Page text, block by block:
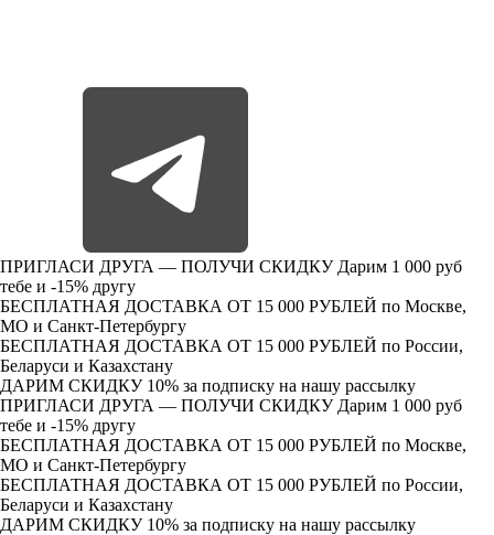
ПРИГЛАСИ ДРУГА — ПОЛУЧИ СКИДКУ Дарим 1 000 руб
тебе и -15% другу
БЕСПЛАТНАЯ ДОСТАВКА ОТ 15 000 РУБЛЕЙ по Москве,
МО и Санкт-Петербургу
БЕСПЛАТНАЯ ДОСТАВКА ОТ 15 000 РУБЛЕЙ по России,
Беларуси и Казахстану
ДАРИМ СКИДКУ 10% за подписку на нашу рассылку
ПРИГЛАСИ ДРУГА — ПОЛУЧИ СКИДКУ Дарим 1 000 руб
тебе и -15% другу
БЕСПЛАТНАЯ ДОСТАВКА ОТ 15 000 РУБЛЕЙ по Москве,
МО и Санкт-Петербургу
БЕСПЛАТНАЯ ДОСТАВКА ОТ 15 000 РУБЛЕЙ по России,
Беларуси и Казахстану
ДАРИМ СКИДКУ 10% за подписку на нашу рассылку